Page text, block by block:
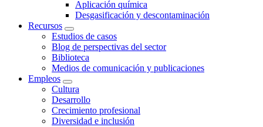
Aplicación química
Desgasificación y descontaminación
Recursos
Estudios de casos
Blog de perspectivas del sector
Biblioteca
Medios de comunicación y publicaciones
Empleos
Cultura
Desarrollo
Crecimiento profesional
Diversidad e inclusión